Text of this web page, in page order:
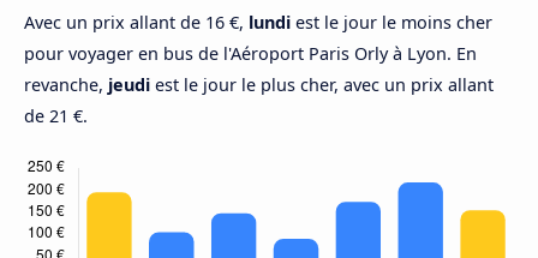
Avec un prix allant de 16 €, lundi est le jour le moins cher
pour voyager en bus de l'Aéroport Paris Orly à Lyon. En
revanche, jeudi est le jour le plus cher, avec un prix allant
de 21 €.